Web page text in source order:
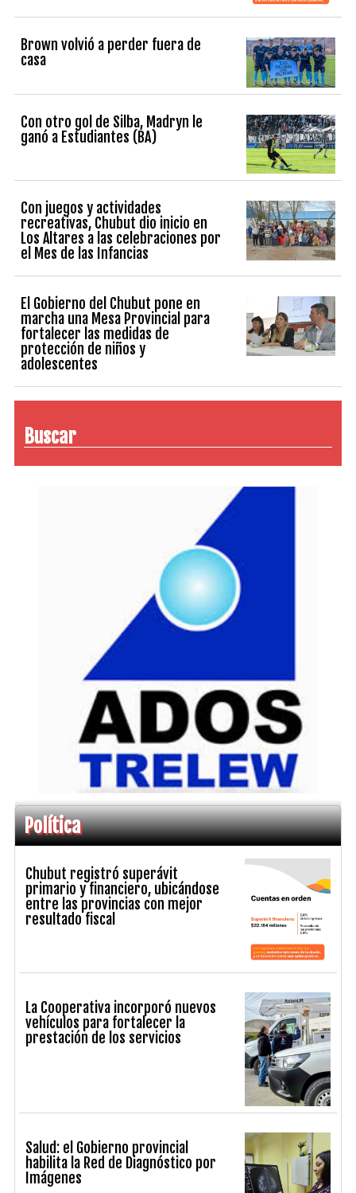
Brown volvió a perder fuera de
casa
Con otro gol de Silba, Madryn le
ganó a Estudiantes (BA)
Con juegos y actividades
recreativas, Chubut dio inicio en
Los Altares a las celebraciones por
el Mes de las Infancias
El Gobierno del Chubut pone en
marcha una Mesa Provincial para
fortalecer las medidas de
protección de niños y
adolescentes
Buscar
Política
Chubut registró superávit
primario y financiero, ubicándose
entre las provincias con mejor
resultado fiscal
La Cooperativa incorporó nuevos
vehículos para fortalecer la
prestación de los servicios
Salud: el Gobierno provincial
habilita la Red de Diagnóstico por
Imágenes